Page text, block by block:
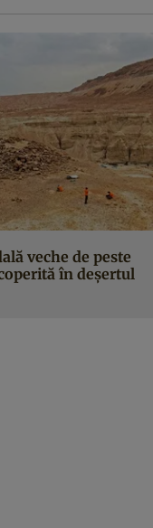
veche de peste
în deșertul